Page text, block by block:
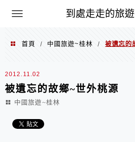
到處走走的旅
首頁 / 中國旅遊~桂林 / 被遺忘的
2012.11.02
被遺忘的故鄉~世外桃源
中國旅遊~桂林